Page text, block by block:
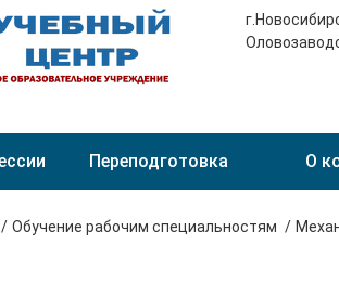
Переподготовка О
Обучение рабочим специальностям